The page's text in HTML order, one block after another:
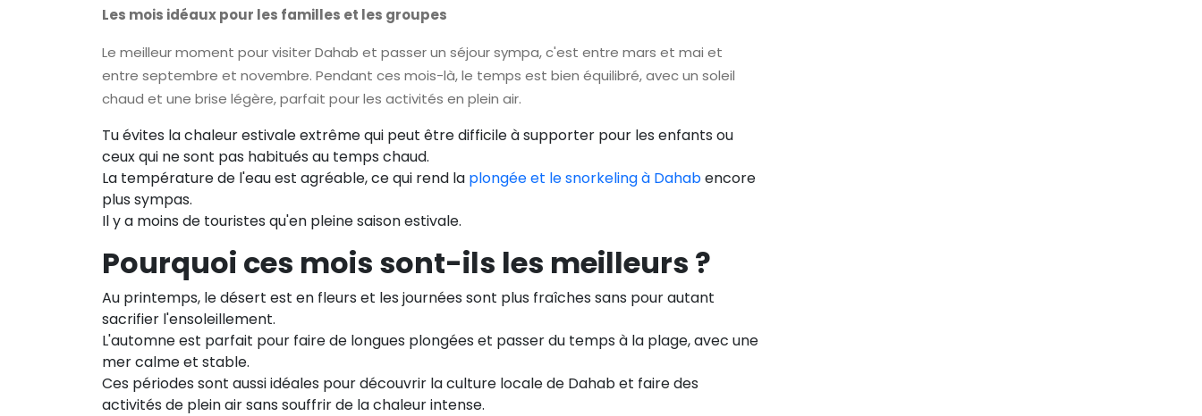
Les mois idéaux pour les familles et les groupes
Le meilleur moment pour visiter Dahab et passer un séjour sympa, c'est entre mars et mai et
entre septembre et novembre. Pendant ces mois-là, le temps est bien équilibré, avec un soleil
chaud et une brise légère, parfait pour les activités en plein air.
Tu évites la chaleur estivale extrême qui peut être difficile à supporter pour les enfants ou
ceux qui ne sont pas habitués au temps chaud.
La température de l'eau est agréable, ce qui rend la plongée et le snorkeling à Dahabencore
plus sympas.
Il y a moins de touristes qu'en pleine saison estivale.
Pourquoi ces mois sont-ils les meilleurs ?
Au printemps, le désert est en fleurs et les journées sont plus fraîches sans pour autant
sacrifier l'ensoleillement.
L'automne est parfait pour faire de longues plongées et passer du temps à la plage, avec une
mer calme et stable.
Ces périodes sont aussi idéales pour découvrir la culture locale de Dahab et faire des
activités de plein air sans souffrir de la chaleur intense.